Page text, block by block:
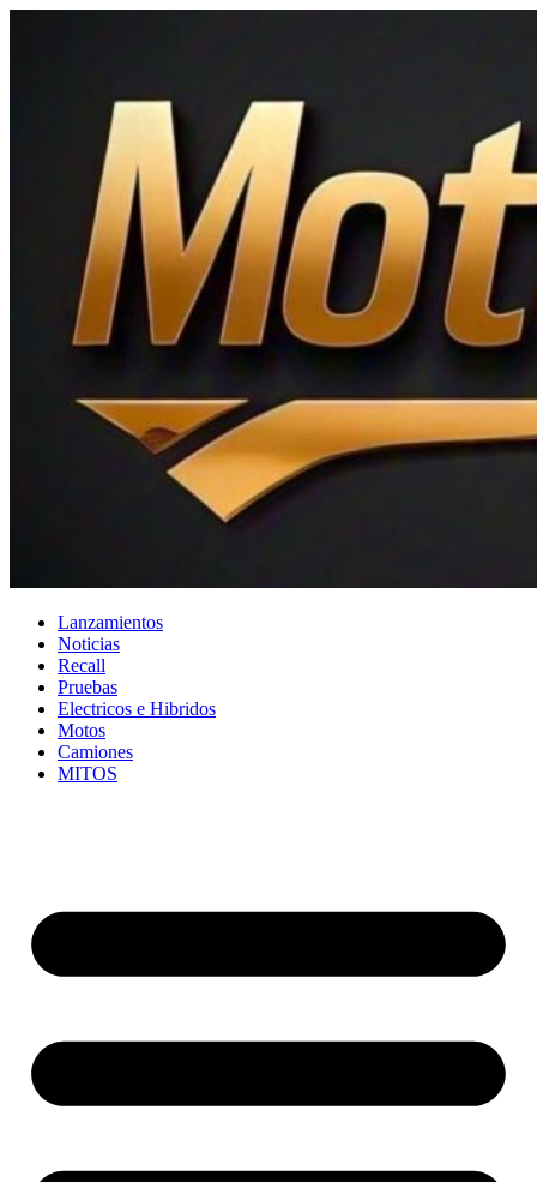
Lanzamientos
Noticias
Recall
Pruebas
Electricos e Hibridos
Motos
Camiones
MITOS